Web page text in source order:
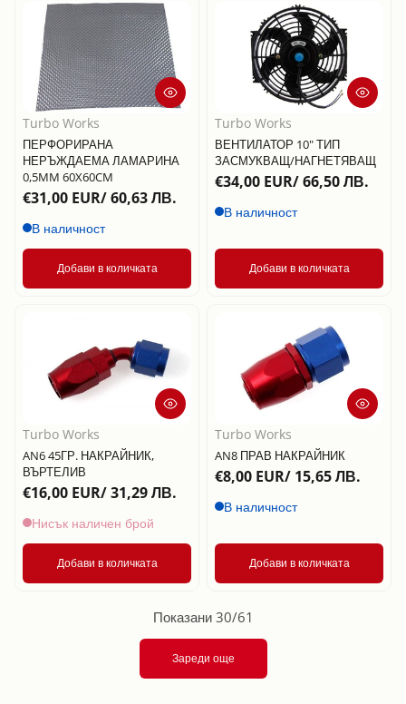
Turbo Works
ПЕРФОРИРАНА
НЕРЪЖДАЕМА ЛАМАРИНА
0,5MM 60X60CM
€31,00 EUR/ 60,63 ЛВ.
В наличност
Добави в количката
Turbo Works
ВЕНТИЛАТОР 10" ТИП
ЗАСМУКВАЩ/НАГНЕТЯВАЩ
€34,00 EUR/ 66,50 ЛВ.
В наличност
Добави в количката
Turbo Works
AN6 45ГР. НАКРАЙНИК,
ВЪРТЕЛИВ
€16,00 EUR/ 31,29 ЛВ.
Нисък наличен брой
Добави в количката
Turbo Works
AN8 ПРАВ НАКРАЙНИК
€8,00 EUR/ 15,65 ЛВ.
В наличност
Добави в количката
Показани 30/61
Зареди още